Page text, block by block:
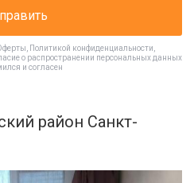
Политикой конфиденциальности
о распространении персональных данных
и согласен
район Санкт-